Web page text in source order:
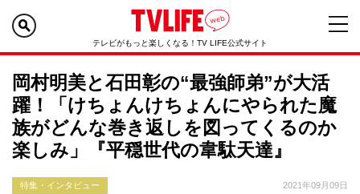
テレビがもっと楽しくなる！TV LIFE公式サイト
岡村明美と石田彰の“最強師弟”が大活
躍！「けちょんけちょんにやられた魔
族がどんな巻き返しを図ってくるのか
楽しみ」『平穏世代の韋駄天達』
特集・インタビュー 2021年09月09日